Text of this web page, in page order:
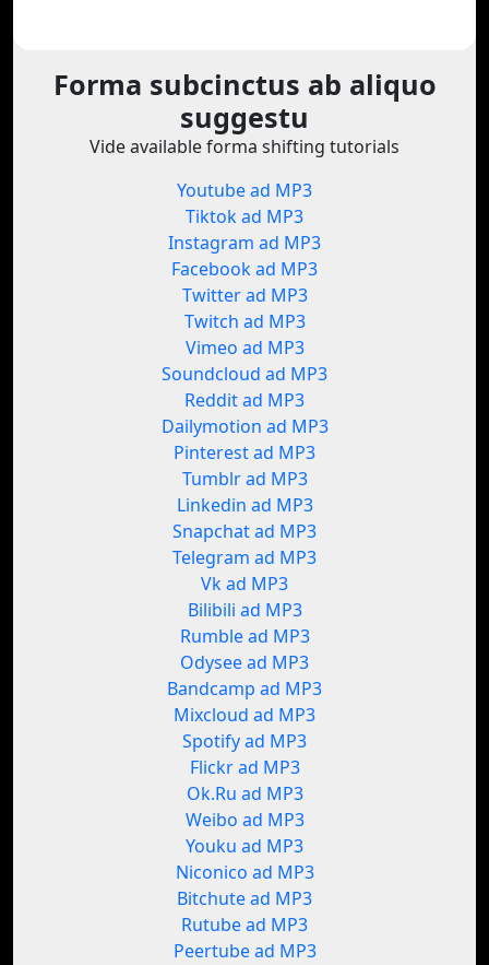
Forma subcinctus ab aliquo
suggestu
Vide available forma shifting tutorials
Youtube ad MP3
Tiktok ad MP3
Instagram ad MP3
Facebook ad MP3
Twitter ad MP3
Twitch ad MP3
Vimeo ad MP3
Soundcloud ad MP3
Reddit ad MP3
Dailymotion ad MP3
Pinterest ad MP3
Tumblr ad MP3
Linkedin ad MP3
Snapchat ad MP3
Telegram ad MP3
Vk ad MP3
Bilibili ad MP3
Rumble ad MP3
Odysee ad MP3
Bandcamp ad MP3
Mixcloud ad MP3
Spotify ad MP3
Flickr ad MP3
Ok.Ru ad MP3
Weibo ad MP3
Youku ad MP3
Niconico ad MP3
Bitchute ad MP3
Rutube ad MP3
Peertube ad MP3